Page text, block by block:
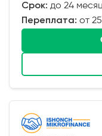
Срок: до 24
Переплата: от